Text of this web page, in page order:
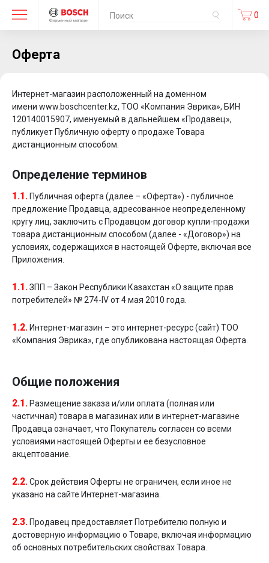
0
Оферта
Интернет-магазин расположенный на доменном
имени www.boschcenter.kz, ТОО «Компания Эврика», БИН
120140015907, именуемый в дальнейшем «Продавец»,
публикует Публичную оферту о продаже Товара
дистанционным способом.
Определение терминов
1.1. Публичная оферта (далее – «Оферта») - публичное
предложение Продавца, адресованное неопределенному
кругу лиц, заключить с Продавцом договор купли-продажи
товара дистанционным способом (далее - «Договор») на
условиях, содержащихся в настоящей Оферте, включая все
Приложения.
1.1.ЗПП – Закон Республики Казахстан «О защите прав
потребителей» № 274-IV от 4 мая 2010 года.
1.2. Интернет-магазин – это интернет-ресурс (сайт) ТОО
«Компания Эврика», где опубликована настоящая Оферта.
Общие положения
2.1. Размещение заказа и/или оплата (полная или
частичная) товара в магазинах или в интернет-магазине
Продавца означает, что Покупатель согласен со всеми
условиями настоящей Оферты и ее безусловное
акцептование.
2.2.Срок действия Оферты не ограничен, если иное не
указано на сайте Интернет-магазина.
2.3. Продавец предоставляет Потребителю полную и
достоверную информацию о Товаре, включая информацию
об основных потребительских свойствах Товара.